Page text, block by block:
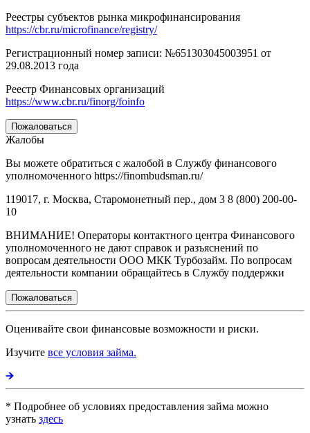
Реестры субъектов рынка микрофинансирования
https://cbr.ru/microfinance/registry/
Регистрационный номер записи: №651303045003951 от
29.08.2013 года
Реестр Финансовых организаций
https://www.cbr.ru/finorg/foinfo
Пожаловаться
Жалобы
Вы можете обратиться с жалобой в Службу финансового
уполномоченного https://finombudsman.ru/
119017, г. Москва, Старомонетный пер., дом 3 8 (800) 200-00-
10
ВНИМАНИЕ! Операторы контактного центра Финансового
уполномоченного не дают справок и разъяснений по
вопросам деятельности ООО МКК Турбозайм. По вопросам
деятельности компании обращайтесь в Службу поддержки
Пожаловаться
Оценивайте свои финансовые возможности и риски.
Изучите все условия займа.
* Подробнее об условиях предоставления займа можно
узнать здесь